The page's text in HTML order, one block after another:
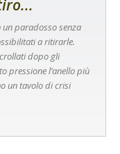
paradosso senza
a ritirarle.
dopo gli
pressione l’anello più
un tavolo di crisi